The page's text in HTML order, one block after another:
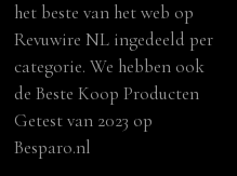
het beste van het web op
Revuwire NL ingedeeld per
categorie. We hebben ook
deBeste Koop Producten
Getest van 2023 op
Besparo.nl